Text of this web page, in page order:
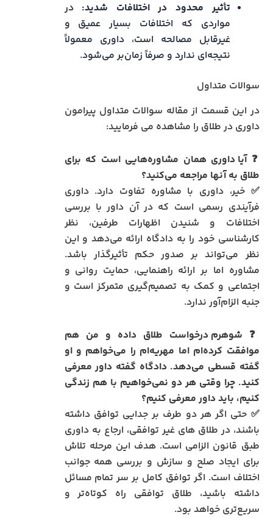
تأثیر محدود در اختلافات شدید: در
مواردی که اختلافات بسیار عمیق و
غیرقابل مصالحه است، داوری معمولاً
نتیجه‌ای ندارد و صرفاً زمان‌بر می‌شود.
سوالات متداول
در این قسمت از مقاله سوالات متداول پیرامون
داوری در طلاق را مشاهده می فرمایید:
❓آیا داوری همان مشاوره‌هایی است که برای
طلاق به آنها مراجعه می‌کنید؟
✅ خیر، داوری با مشاوره تفاوت دارد. داوری
فرآیندی رسمی است که در آن داور با بررسی
اختلافات و شنیدن اظهارات طرفین، نظر
کارشناسی خود را به دادگاه ارائه می‌دهد و این
نظر می‌تواند بر صدور حکم تأثیرگذار باشد.
مشاوره اما بر ارائه راهنمایی، حمایت روانی و
اجتماعی و کمک به تصمیم‌گیری متمرکز است و
جنبه الزام‌آور ندارد.
❓ شوهرم درخواست طلاق داده و من هم
موافقت کرده‌ام اما مهریه‌ام را می‌خواهم و او
گفته قسطی می‌دهد. دادگاه گفته داور معرفی
کنید. چرا وقتی هر دو نمی‌خواهیم با هم زندگی
کنیم، باید داور معرفی کنیم؟
✅ حتی اگر هر دو طرف بر جدایی توافق داشته
باشند، در طلاق‌ های غیر توافقی، ارجاع به داوری
طبق قانون الزامی است. هدف این مرحله تلاش
برای ایجاد صلح و سازش و بررسی همه جوانب
اختلاف است. اگر توافق کامل بر سر تمام مسائل
داشته باشید، طلاق توافقی راه کوتاه‌تر و
سریع‌تری خواهد بود.